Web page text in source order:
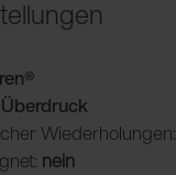
Überdruck
Wiederholungen:
nein